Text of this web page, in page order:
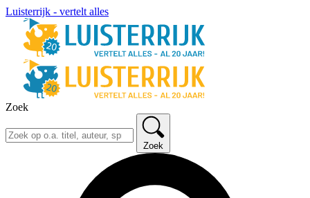
Luisterrijk - vertelt alles
Zoek
Zoek